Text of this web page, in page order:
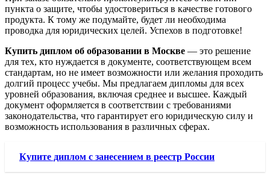
пункта о защите, чтобы удостовериться в качестве готового
продукта. К тому же подумайте, будет ли необходима
проводка для юридических целей. Успехов в подготовке!
Купить диплом об образовании в Москве — это решение
для тех, кто нуждается в документе, соответствующем всем
стандартам, но не имеет возможности или желания проходить
долгий процесс учебы. Мы предлагаем дипломы для всех
уровней образования, включая среднее и высшее. Каждый
документ оформляется в соответствии с требованиями
законодательства, что гарантирует его юридическую силу и
возможность использования в различных сферах.
Купите диплом с занесением в реестр России